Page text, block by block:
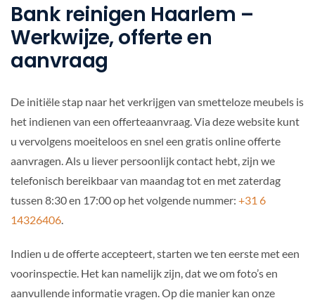
Bank reinigen Haarlem –
Werkwijze, offerte en
aanvraag
De initiële stap naar het verkrijgen van smetteloze meubels is
het indienen van een offerteaanvraag. Via deze website kunt
u vervolgens moeiteloos en snel een gratis online offerte
aanvragen. Als u liever persoonlijk contact hebt, zijn we
telefonisch bereikbaar van maandag tot en met zaterdag
tussen 8:30 en 17:00 op het volgende nummer:+31 6
14326406.
Indien u de offerte accepteert, starten we ten eerste met een
voorinspectie. Het kan namelijk zijn, dat we om foto’s en
aanvullende informatie vragen. Op die manier kan onze